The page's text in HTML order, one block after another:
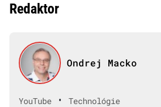
Redaktor
Ondrej Macko
YouTube •
Technológie